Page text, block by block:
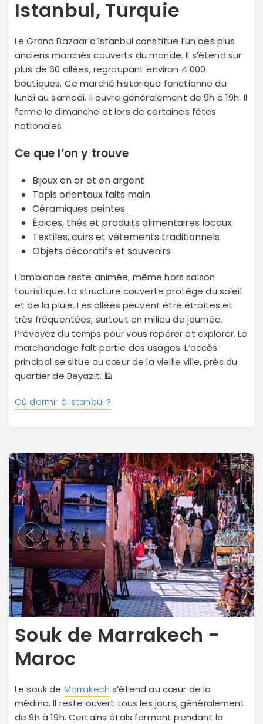
Istanbul, Turquie
Le Grand Bazaar d’Istanbul constitue l’un des plus
anciens marchés couverts du monde. Il s’étend sur
plus de 60 allées, regroupant environ 4 000
boutiques. Ce marché historique fonctionne du
lundi au samedi. Il ouvre généralement de 9h à 19h. Il
ferme le dimanche et lors de certaines fêtes
nationales.
Ce que l’on y trouve
Bijoux en or et en argent
Tapis orientaux faits main
Céramiques peintes
Épices, thés et produits alimentaires locaux
Textiles, cuirs et vêtements traditionnels
Objets décoratifs et souvenirs
L’ambiance reste animée, même hors saison
touristique. La structure couverte protège du soleil
et de la pluie. Les allées peuvent être étroites et
très fréquentées, surtout en milieu de journée.
Prévoyez du temps pour vous repérer et explorer. Le
marchandage fait partie des usages. L’accès
principal se situe au cœur de la vieille ville, près du
quartier de Beyazıt. 🕌
Où dormir à Istanbul ?
Souk de Marrakech -
Maroc
Le souk de Marrakech s’étend au cœur de la
médina. Il reste ouvert tous les jours, généralement
de 9h à 19h. Certains étals ferment pendant la